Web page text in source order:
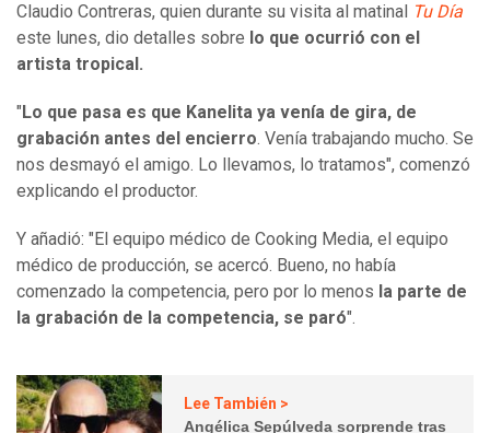
Claudio Contreras, quien durante su visita al matinal Tu Día
este lunes, dio detalles sobre lo que ocurrió con el
artista tropical.
"Lo que pasa es que Kanelita ya venía de gira, de
grabación antes del encierro. Venía trabajando mucho. Se
nos desmayó el amigo. Lo llevamos, lo tratamos", comenzó
explicando el productor.
Y añadió: "El equipo médico de Cooking Media, el equipo
médico de producción, se acercó. Bueno, no había
comenzado la competencia, pero por lo menos la parte de
la grabación de la competencia, se paró".
Lee También >
Angélica Sepúlveda sorprende tras